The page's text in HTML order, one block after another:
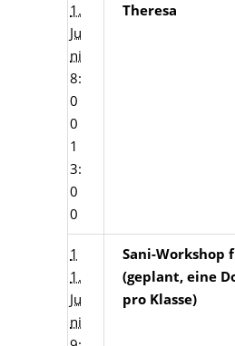
1.
Ju
ni
8:
0
0
1
3:
0
0
Theresa
1
1.
Ju
ni
Sani-Workshop
(geplant, eine
pro Klasse)